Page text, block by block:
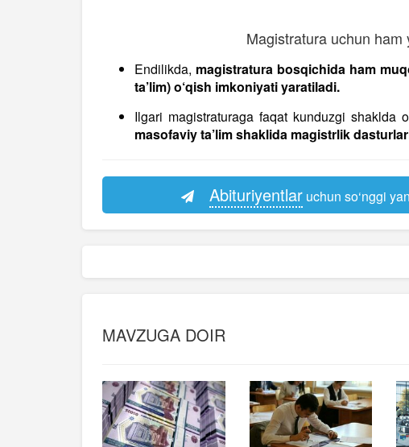
Magistratura uchun
Endilikda, magistratura bosqichida ham
ta’lim) o‘qish imkoniyati yaratiladi.
Ilgari magistraturaga faqat kunduzgi shaklda
masofaviy ta’lim shaklida magistrlik
Abituriyentlaruchun so‘nggi
MAVZUGA DOIR